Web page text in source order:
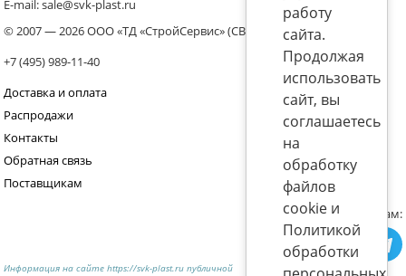
E-mail: sale@svk-plast.ru
© 2007 — 2026 ООО «ТД «СтройСервис» (СВК)
+7 (495) 989-11-40
Доставка и оплата
Распродажи
Контакты
Обратная связь
Поставщикам
Присоединяйтесь к нам:
Информация на сайте https://svk-plast.ru публичной
работу
сайта.
Продолжая
использовать
сайт, вы
соглашаетесь
на
обработку
файлов
cookie и
Политикой
обработки